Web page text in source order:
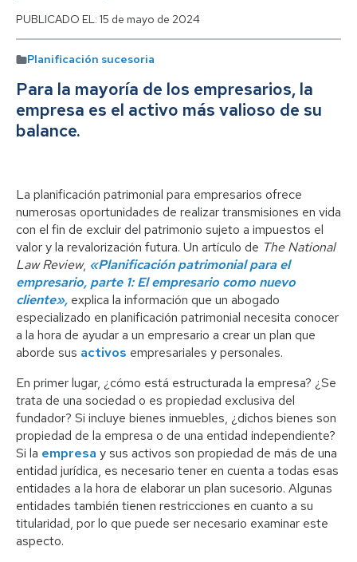
PUBLICADO EL: 15 de mayo de 2024
Planificación sucesoria
Para la mayoría de los empresarios, la
empresa es el activo más valioso de su
balance.
La planificación patrimonial para empresarios ofrece
numerosas oportunidades de realizar transmisiones en vida
con el fin de excluir del patrimonio sujeto a impuestos el
valor y la revalorización futura. Un artículo de The National
Law Review, «Planificación patrimonial para el
empresario, parte 1: El empresario como nuevo
cliente», explica la información que un abogado
especializado en planificación patrimonial necesita conocer
a la hora de ayudar a un empresario a crear un plan que
aborde sus activos empresariales y personales.
En primer lugar, ¿cómo está estructurada la empresa? ¿Se
trata de una sociedad o es propiedad exclusiva del
fundador? Si incluye bienes inmuebles, ¿dichos bienes son
propiedad de la empresa o de una entidad independiente?
Si la empresa y sus activos son propiedad de más de una
entidad jurídica, es necesario tener en cuenta a todas esas
entidades a la hora de elaborar un plan sucesorio. Algunas
entidades también tienen restricciones en cuanto a su
titularidad, por lo que puede ser necesario examinar este
aspecto.